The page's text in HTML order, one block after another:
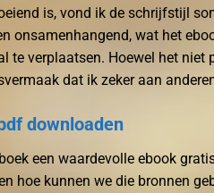
is, vond ik de schrijfstijl
onsamenhangend, wat het
te verplaatsen. Hoewel het niet
dat ik zeker aan
downloaden
een waardevolle ebook
hoe kunnen we die bronnen